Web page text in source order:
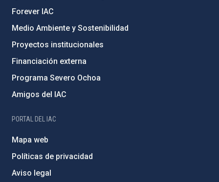
Forever IAC
Medio Ambiente y Sostenibilidad
Proyectos institucionales
Financiación externa
Programa Severo Ochoa
Amigos del IAC
PORTAL DEL IAC
Mapa web
Políticas de privacidad
Aviso legal